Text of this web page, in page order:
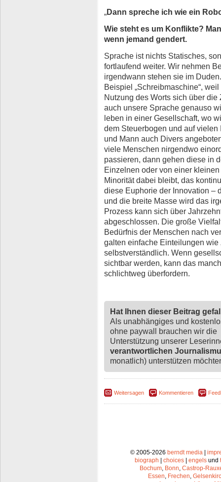
„Dann spreche ich wie ein
Wie steht es um Konflikte?
wenn jemand gendert.
Sprache ist nichts Statisches,
fortlaufend weiter. Wir nehmen
irgendwann stehen sie im
Beispiel „Schreibmaschine“,
Nutzung des Worts sich über
auch unsere Sprache genauso
leben in einer Gesellschaft, wo
dem Steuerbogen und auf
und Mann auch Divers
viele Menschen nirgendwo
passieren, dann gehen diese in
Einzelnen oder von einer
Minorität dabei bleibt, das
diese Euphorie der Innovation –
und die breite Masse wird das
Prozess kann sich über
abgeschlossen. Die große
Bedürfnis der Menschen nach
galten einfache Einteilungen wie
selbstverständlich. Wenn
sichtbar werden, kann das
schlichtweg überfordern.
Hat Ihnen dieser Beitrag
Als unabhängiges und
ohne paywall brauchen wir die
Unterstützung unserer
verantwortlichen
monatlich) unterstützen
Weitersagen Kommentieren
© 2005-2026 berndt media|
biograph
choices engels und
Bochum, Bonn, Castrop-
Essen, Frechen,